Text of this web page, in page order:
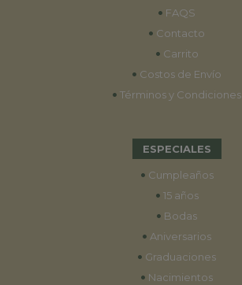
• FAQS
• Contacto
• Carrito
• Costos de Envío
• Términos y Condiciones
ESPECIALES
• Cumpleaños
• 15 años
• Bodas
• Aniversarios
• Graduaciones
• Nacimientos